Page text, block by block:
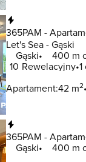
365PAM -
Let's Sea - Gąski
Gąski
400 m
10 Rewelacyjny
Apartament:42 m2
365PAM -
Gąski
400 m